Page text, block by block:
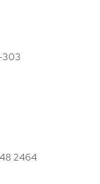
303
2464